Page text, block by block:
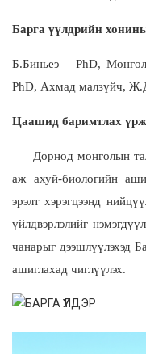
Барга үүлдрийн
Б.Биньеэ – PhD,
PhD, Ахмад малзүйч,
Цаашид баримтлах
Дорнод монголын
аж ахуй-биологийн
эрэлт хэрэгцээнд
үйлдвэрлэлийг
чанарыг дээшлүүлэхэд
ашиглахад чиглүүлэх.